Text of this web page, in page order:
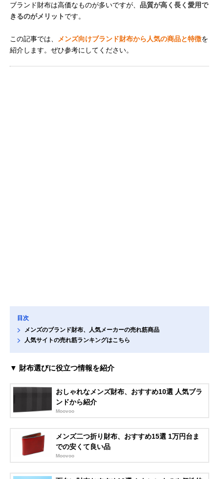
ブランド財布は高価なものが多いですが、 品質が高く長く愛用で
きるのがメリットです。
この記事では、 メンズ向けブランド財布から人気の商品と特徴を
紹介します。ぜひ参考にしてください。
目次
メンズのブランド財布、人気メーカーの売れ筋商品
人気サイトの売れ筋ランキングはこちら
▼ 財布選びに役立つ情報を紹介
おしゃれなメンズ財布、おすすめ10選 人気ブラ
ンドから紹介
Moovoo
メンズ二つ折り財布、おすすめ15選 1万円台ま
での安くて良い品
Moovoo